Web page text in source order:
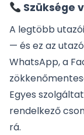
Szüksége
A legtöbb
— és ez az
WhatsApp, a
Egyes
rendelkező
rá.